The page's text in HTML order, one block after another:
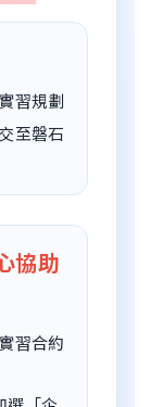
習規劃
至磐石
協助
習合約